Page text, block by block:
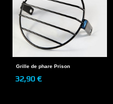
Grille de phare Prison
32,90 €